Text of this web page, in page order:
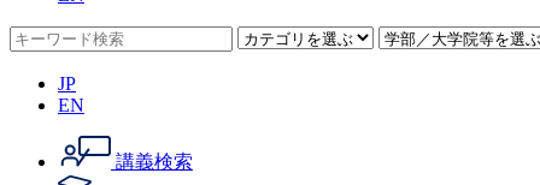
JP
EN
講義検索